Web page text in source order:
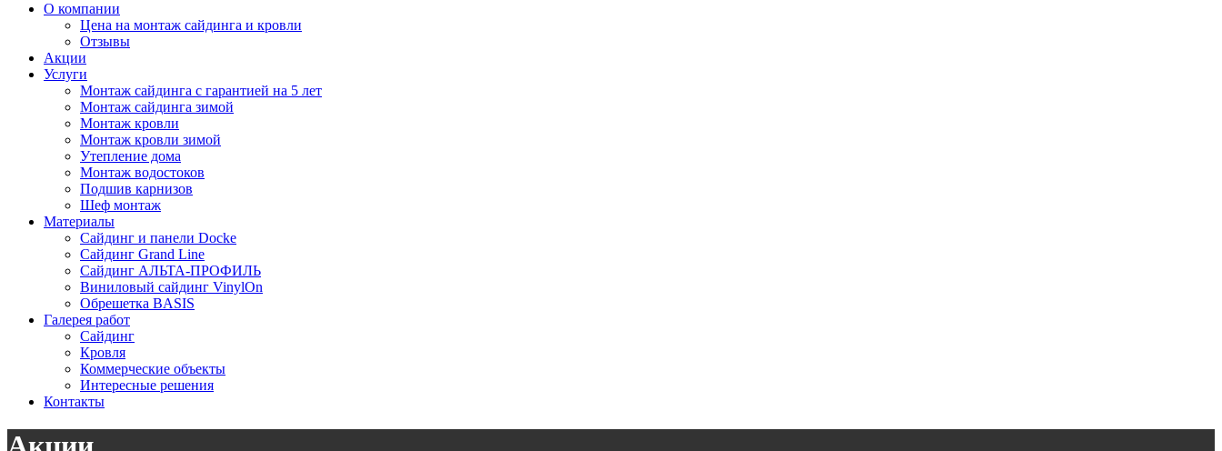
О компании
Цена на монтаж сайдинга и кровли
Отзывы
Акции
Услуги
Монтаж сайдинга с гарантией на 5 лет
Монтаж сайдинга зимой
Монтаж кровли
Монтаж кровли зимой
Утепление дома
Монтаж водостоков
Подшив карнизов
Шеф монтаж
Материалы
Сайдинг и панели Docke
Сайдинг Grand Line
Сайдинг АЛЬТА-ПРОФИЛЬ
Виниловый сайдинг VinylOn
Обрешетка BASIS
Галерея работ
Сайдинг
Кровля
Коммерческие объекты
Интересные решения
Контакты